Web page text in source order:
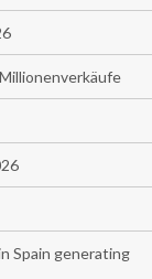
Spain generating